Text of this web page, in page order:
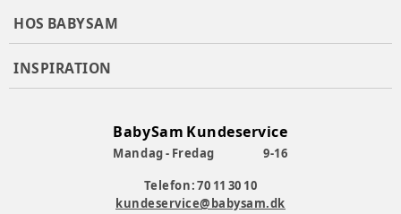
HOS BABYSAM
INSPIRATION
BabySam Kundeservice
Mandag - Fredag
9-16
Telefon: 70 11 30 10
kundeservice@babysam.dk